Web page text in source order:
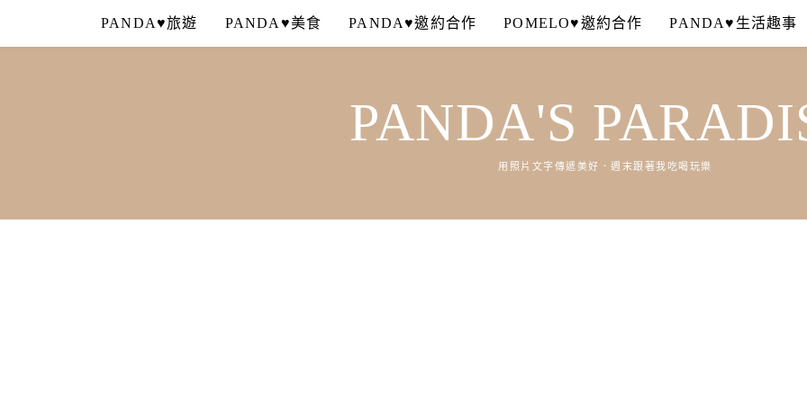
content
PANDA♥旅遊 PANDA♥美食 PANDA♥邀約合作 POMELO♥邀約合作 PANDA♥生活趣事
PANDA'S
用照片文字傳遞美好．週末跟著我吃喝玩樂